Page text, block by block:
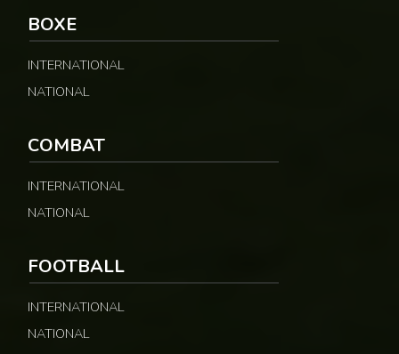
BOXE
INTERNATIONAL
NATIONAL
COMBAT
INTERNATIONAL
NATIONAL
FOOTBALL
INTERNATIONAL
NATIONAL